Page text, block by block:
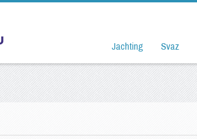
Jachting Svaz